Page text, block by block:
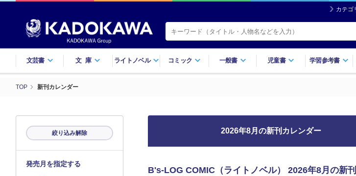
カテゴ
文芸書 文庫 ライトノベル コミック 一般書 児童書 学習参考書
TOP 新刊カレンダー
2026年8月の新刊カレンダー
B's-LOG COMIC（ライトノベル） 2026年8月の新
絞り込み解除
発売月を指定する